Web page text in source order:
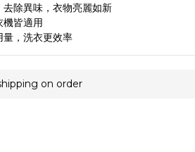
除異味，衣物亮麗如新
機皆適用
，洗衣更效率
on order